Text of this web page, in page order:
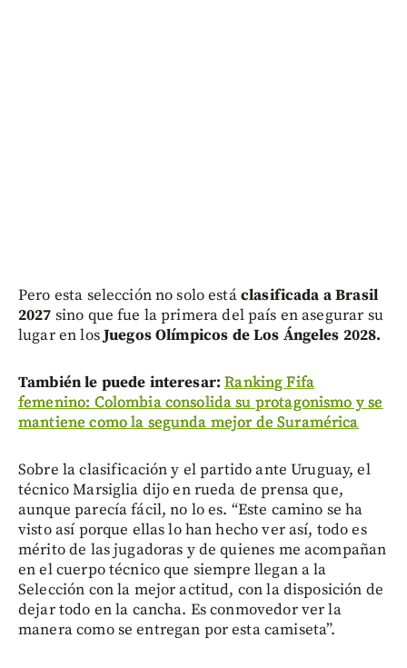
Pero esta selección no solo estáclasificada a Brasil
2027 sino que fue la primera del país en asegurar su
lugar en losJuegos Olímpicos de Los Ángeles 2028.
También le puede interesar:Ranking Fifa
femenino: Colombia consolida su protagonismo y se
mantiene como la segunda mejor de Suramérica
Sobre la clasificación y el partido ante Uruguay, el
técnico Marsiglia dijo en rueda de prensa que,
aunque parecía fácil, no lo es. “Este camino se ha
visto así porque ellas lo han hecho ver así, todo es
mérito de las jugadoras y de quienes me acompañan
en el cuerpo técnico que siempre llegan a la
Selección con la mejor actitud, con la disposición de
dejar todo en la cancha. Es conmovedor ver la
manera como se entregan por esta camiseta”.